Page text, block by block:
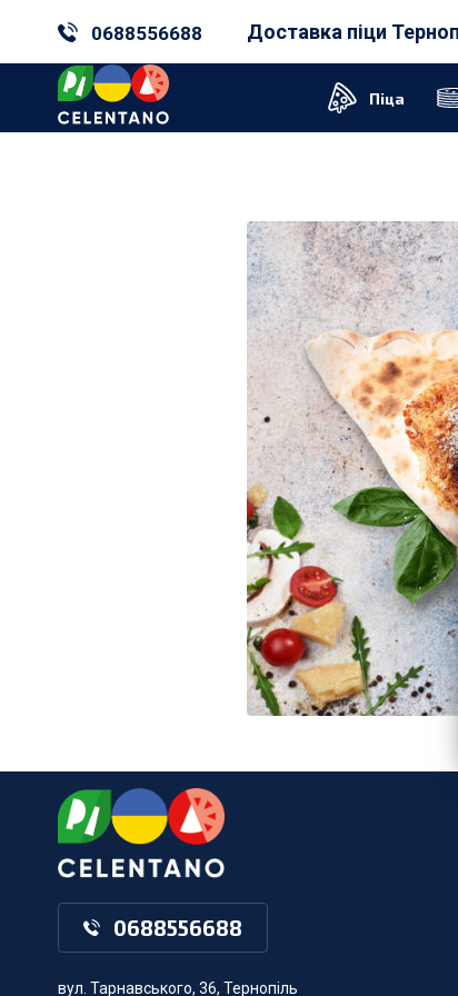
0688556688 Доставка піци
Піца
0688556688
вул. Тарнавського, 36, Тернопіль